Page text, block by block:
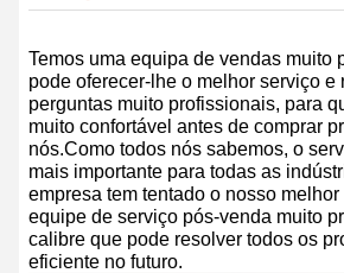
Temos uma equipa de vendas muito
pode oferecer-lhe o melhor serviço e
perguntas muito profissionais, para
muito confortável antes de comprar
nós.Como todos nós sabemos, o
mais importante para todas as
empresa tem tentado o nosso
equipe de serviço pós-venda muito
calibre que pode resolver todos os
eficiente no futuro.